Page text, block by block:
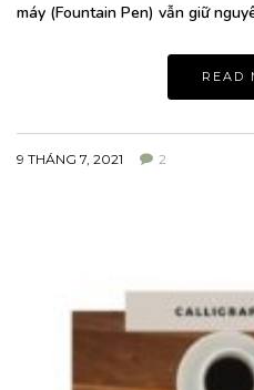
máy (Fountain Pen) vẫn giữ
READ
9 THÁNG 7, 2021 2